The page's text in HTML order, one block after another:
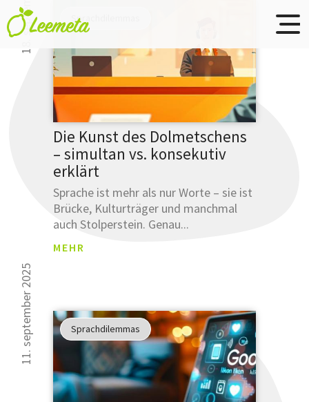
Skip to main content
Übersetzungsbüro
Leemeta
Sprachdilemmas
Die Kunst des Dolmetschens
– simultan vs. konsekutiv
erklärt
Sprache ist mehr als nur Worte – sie ist
Brücke, Kulturträger und manchmal
auch Stolperstein. Genau...
MEHR
11. september 2025 Sprachdilemmas
Studien
haben
...
an
unsere
Tipps
verbessern
können.
sich nicht